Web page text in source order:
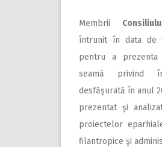
Membrii
întrunit în data de
pentru a prezenta
seamă privind
desfăşurată în anul
prezentat şi
proiectelor
filantropice şi